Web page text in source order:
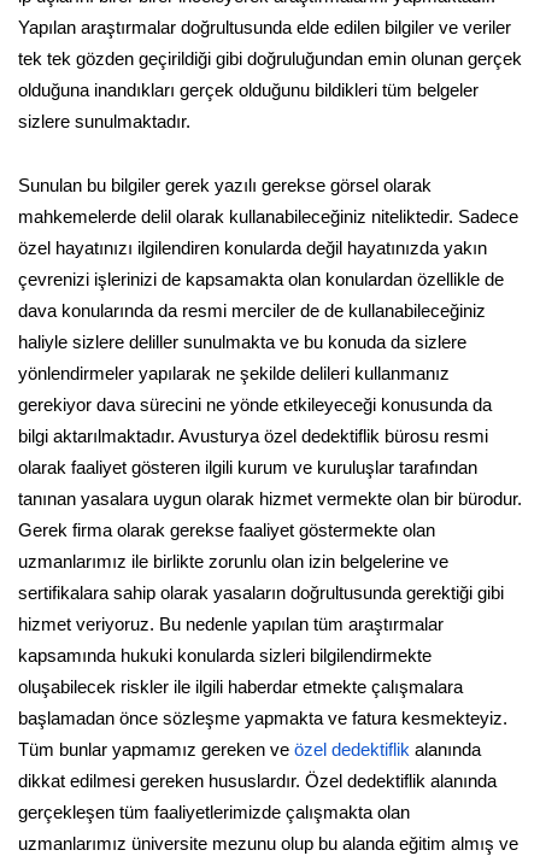
Yapılan araştırmalar doğrultusunda elde edilen bilgiler ve veriler
tek tek gözden geçirildiği gibi doğruluğundan emin olunan gerçek
olduğuna inandıkları gerçek olduğunu bildikleri tüm belgeler
sizlere sunulmaktadır.
Sunulan bu bilgiler gerek yazılı gerekse görsel olarak
mahkemelerde delil olarak kullanabileceğiniz niteliktedir. Sadece
özel hayatınızı ilgilendiren konularda değil hayatınızda yakın
çevrenizi işlerinizi de kapsamakta olan konulardan özellikle de
dava konularında da resmi merciler de de kullanabileceğiniz
haliyle sizlere deliller sunulmakta ve bu konuda da sizlere
yönlendirmeler yapılarak ne şekilde delileri kullanmanız
gerekiyor dava sürecini ne yönde etkileyeceği konusunda da
bilgi aktarılmaktadır. Avusturya özel dedektiflik bürosu resmi
olarak faaliyet gösteren ilgili kurum ve kuruluşlar tarafından
tanınan yasalara uygun olarak hizmet vermekte olan bir bürodur.
Gerek firma olarak gerekse faaliyet göstermekte olan
uzmanlarımız ile birlikte zorunlu olan izin belgelerine ve
sertifikalara sahip olarak yasaların doğrultusunda gerektiği gibi
hizmet veriyoruz. Bu nedenle yapılan tüm araştırmalar
kapsamında hukuki konularda sizleri bilgilendirmekte
oluşabilecek riskler ile ilgili haberdar etmekte çalışmalara
başlamadan önce sözleşme yapmakta ve fatura kesmekteyiz.
Tüm bunlar yapmamız gereken ve özel dedektiflik alanında
dikkat edilmesi gereken hususlardır. Özel dedektiflik alanında
gerçekleşen tüm faaliyetlerimizde çalışmakta olan
uzmanlarımız üniversite mezunu olup bu alanda eğitim almış ve